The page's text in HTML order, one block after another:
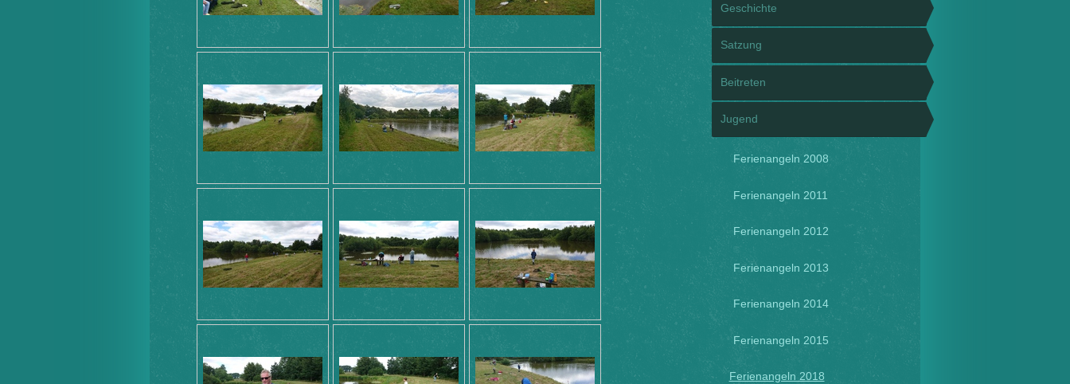
Geschichte
Satzung
Beitreten
Jugend
Ferienangeln 2008
Ferienangeln 2011
Ferienangeln 2012
Ferienangeln 2013
Ferienangeln 2014
Ferienangeln 2015
Ferienangeln 2018